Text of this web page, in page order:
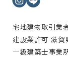
宅地建物取引業
建設業許可 滋
一級建築士事業